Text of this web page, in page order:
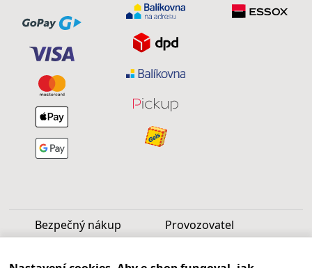
Bezpečný nákup Provozovatel